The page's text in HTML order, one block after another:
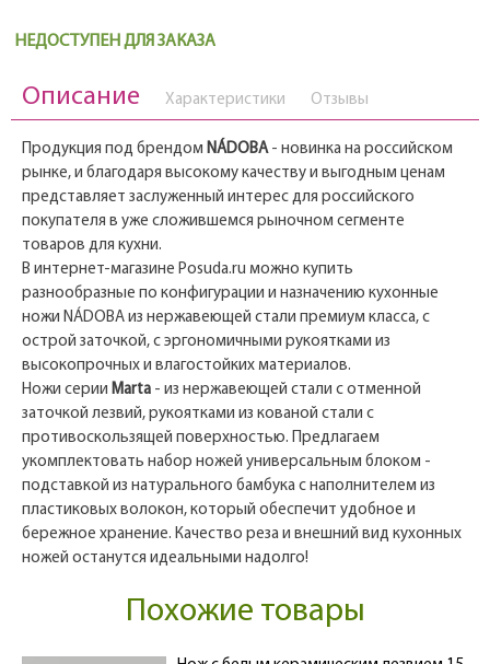
НЕДОСТУПЕН ДЛЯ ЗАКАЗА
Описание Характеристики Отзывы
Продукция под брендом NÁDOBA - новинка на российском
рынке, и благодаря высокому качеству и выгодным ценам
представляет заслуженный интерес для российского
покупателя в уже сложившемся рыночном сегменте
товаров для кухни.
В интернет-магазине Posuda.ru можно купить
разнообразные по конфигурации и назначению кухонные
ножи NÁDOBA из нержавеющей стали премиум класса, с
острой заточкой, с эргономичными рукоятками из
высокопрочных и влагостойких материалов.
Ножи серии Marta - из нержавеющей стали с отменной
заточкой лезвий, рукоятками из кованой стали с
противоскользящей поверхностью. Предлагаем
укомплектовать набор ножей универсальным блоком -
подставкой из натурального бамбука с наполнителем из
пластиковых волокон, который обеспечит удобное и
бережное хранение. Качество реза и внешний вид кухонных
ножей останутся идеальными надолго!
Похожие товары